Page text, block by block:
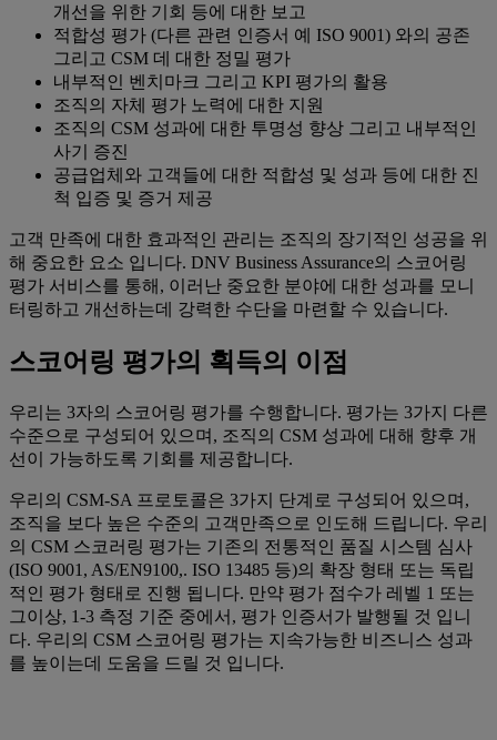
개선을 위한 기회 등에 대한 보고
적합성 평가 (다른 관련 인증서 예 ISO 9001) 와의 공존
그리고 CSM 데 대한 정밀 평가
내부적인 벤치마크 그리고 KPI 평가의 활용
조직의 자체 평가 노력에 대한 지원
조직의 CSM 성과에 대한 투명성 향상 그리고 내부적인
사기 증진
공급업체와 고객들에 대한 적합성 및 성과 등에 대한 진
척 입증 및 증거 제공
고객 만족에 대한 효과적인 관리는 조직의 장기적인 성공을 위
해 중요한 요소 입니다. DNV Business Assurance의 스코어링
평가 서비스를 통해, 이러난 중요한 분야에 대한 성과를 모니
터링하고 개선하는데 강력한 수단을 마련할 수 있습니다.
스코어링 평가의 획득의 이점
우리는 3자의 스코어링 평가를 수행합니다. 평가는 3가지 다른
수준으로 구성되어 있으며, 조직의 CSM 성과에 대해 향후 개
선이 가능하도록 기회를 제공합니다.
우리의 CSM-SA 프로토콜은 3가지 단계로 구성되어 있으며,
조직을 보다 높은 수준의 고객만족으로 인도해 드립니다. 우리
의 CSM 스코러링 평가는 기존의 전통적인 품질 시스템 심사
(ISO 9001, AS/EN9100,. ISO 13485 등)의 확장 형태 또는 독립
적인 평가 형태로 진행 됩니다. 만약 평가 점수가 레벨 1 또는
그이상, 1-3 측정 기준 중에서, 평가 인증서가 발행될 것 입니
다. 우리의 CSM 스코어링 평가는 지속가능한 비즈니스 성과
를 높이는데 도움을 드릴 것 입니다.